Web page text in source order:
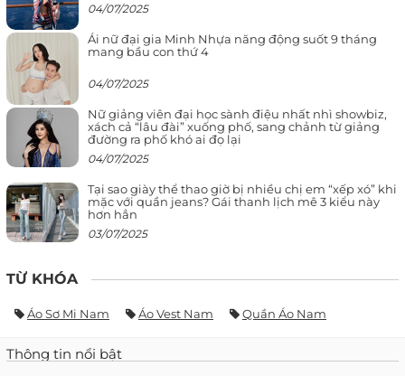
04/07/2025
Ái nữ đại gia Minh Nhựa năng động suốt 9 tháng
mang bầu con thứ 4
04/07/2025
Nữ giảng viên đại học sành điệu nhất nhì showbiz,
xách cả “lâu đài” xuống phố, sang chảnh từ giảng
đường ra phố khó ai đọ lại
04/07/2025
Tại sao giày thể thao giờ bị nhiều chị em “xếp xó” khi
mặc với quần jeans? Gái thanh lịch mê 3 kiểu này
hơn hẳn
03/07/2025
TỪ KHÓA
Áo Sơ Mi Nam Áo Vest Nam Quần Áo Nam
Thông tin nổi bật